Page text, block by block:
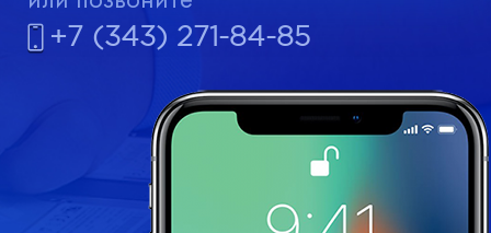
+7 (343) 271-84-85